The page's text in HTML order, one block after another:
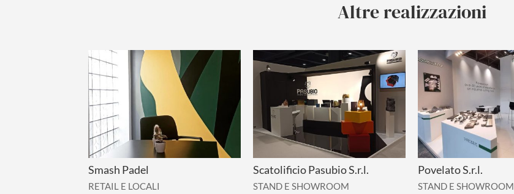
Altre realizzazioni
Smash Padel
RETAIL E LOCALI
Scatolificio Pasubio S.r.l.
STAND E SHOWROOM
Povelato S.r.l.
STAND E SHOWROOM